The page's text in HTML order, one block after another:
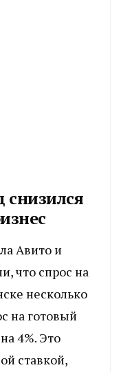
снизился
Авито и
что спрос на
несколько
на готовый
4%. Это
ставкой,